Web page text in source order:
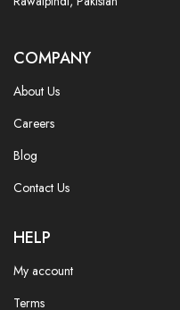
COMPANY
About Us
Careers
Blog
Contact Us
HELP
My account
Terms